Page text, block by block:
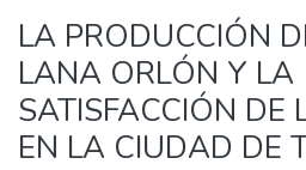
Estadísticas Externas
Manuales
LA PRODUCCIÓN
LANA ORLÓN Y LA
SATISFACCIÓN DE
EN LA CIUDAD DE